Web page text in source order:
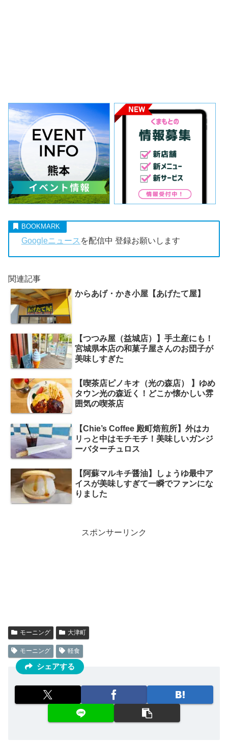
Googleニュース を配信中 登録お願いします
関連記事
からあげ・かき小屋【あげたて屋】
【つつみ屋（益城店）】手土産にも！
宮城県本店の和菓子屋さんのお団子が
美味しすぎた
【喫茶店ピノキオ（光の森店） 】ゆめ
タウン光の森近く！どこか懐かしい雰
囲気の喫茶店
【Chie’s Coffee 殿町焙煎所】外はカ
リっと中はモチモチ！美味しいガンジ
ーバターチュロス
【阿蘇マルキチ醤油】しょうゆ最中ア
イスが美味しすぎて一瞬でファンにな
りました
スポンサーリンク
モーニング 大津町
モーニング 軽食
シェアする